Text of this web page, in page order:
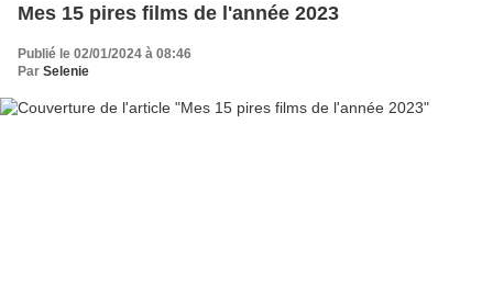
Mes 15 pires films de l'année 2023
Publié le 02/01/2024 à 08:46
Par Selenie